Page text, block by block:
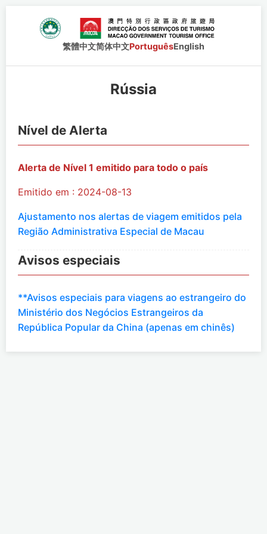
繁體中文简体中文PortuguêsEnglish
Rússia
Nível de Alerta
Alerta de Nível 1 emitido para todo o país
Emitido em : 2024-08-13
Ajustamento nos alertas de viagem emitidos pela
Região Administrativa Especial de Macau
Avisos especiais
**Avisos especiais para viagens ao estrangeiro do
Ministério dos Negócios Estrangeiros da
República Popular da China (apenas em chinês)